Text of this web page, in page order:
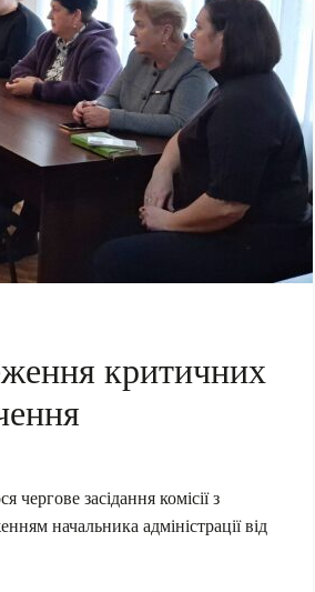
критичних
чергове засідання комісії з
начальника адміністрації від